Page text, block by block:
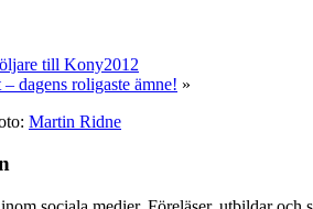
till Kony2012
dagens roligaste ämne! »
Martin Ridne